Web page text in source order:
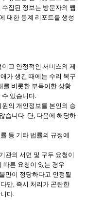
집된 정보는 방문자의 웹
대한 통계 리포트를 생성
고 안정적인 서비스의 제
가 생긴 때에는 수리 복구
를 비롯한 부득이한 상황
있습니다.
의 개인정보를 본인의 승
습니다. 단, 다음에 해당하
등 기타 법률의 규정에
관의 서면 및 구두 요청이
따른 요청이 있는 경우
만이 정당하다고 인정될
만, 즉시 처리가 곤란한
다.